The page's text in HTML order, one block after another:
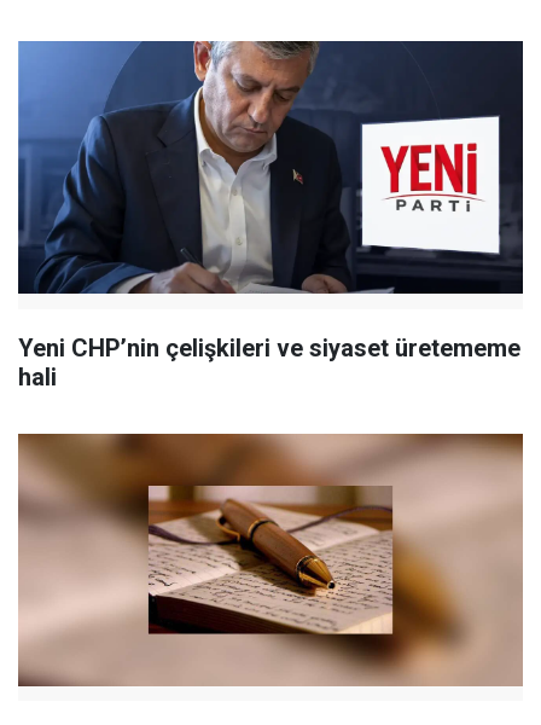
Yeni CHP’nin çelişkileri ve siyaset üretememe
hali